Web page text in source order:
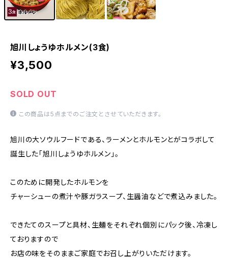
旭川しょうゆホルメン(3食)
¥3,500
SOLD OUT
この商品は5点までのご注文とさせていただきます。
旭川の大ソウルフードである、ラーメンとホルモンとがコラボして
誕生した「旭川しょうゆホルメン」。
このために開発したホルモンを
チャーシューの煮汁や豚ガラスープ、生醤油などで煮込みました。
できたてのスープと具材、生麺をそれぞれ個別にパック後、冷凍し
ておりますので
お店の味をそのままご家庭でお召し上がりいただけます。